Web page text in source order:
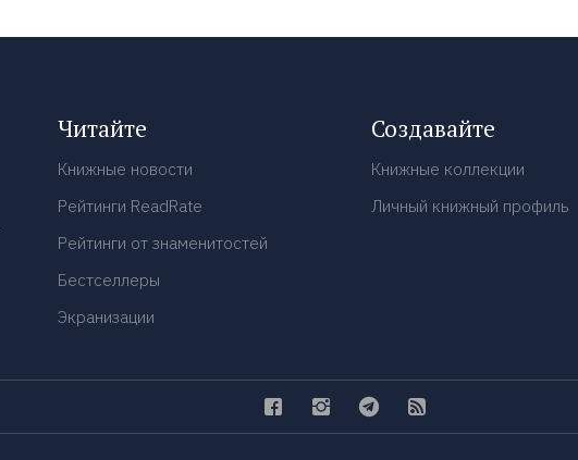
Читайте
Книжные новости
Рейтинги ReadRate
Рейтинги от знаменитостей
Бестселлеры
Экранизации
Создавайте
Книжные коллекции
Личный книжный профиль